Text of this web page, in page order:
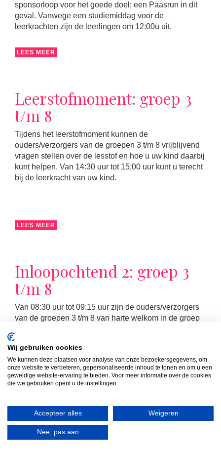
sponsorloop voor het goede doel; een Paasrun in dit
geval. Vanwege een studiemiddag voor de
leerkrachten zijn de leerlingen om 12:00u uit.
LEES MEER
Leerstofmoment: groep 3
t/m 8
Tijdens het leerstofmoment kunnen de
ouders/verzorgers van de groepen 3 t/m 8 vrijblijvend
vragen stellen over de lesstof en hoe u uw kind daarbij
kunt helpen. Van 14:30 uur tot 15:00 uur kunt u terecht
bij de leerkracht van uw kind.
LEES MEER
Inloopochtend 2: groep 3
t/m 8
Van 08:30 uur tot 09:15 uur zijn de ouders/verzorgers
van de groepen 3 t/m 8 van harte welkom in de groep
MR-vergadering
Wij gebruiken cookies
We kunnen deze plaatsen voor analyse van onze bezoekersgegevens, om
onze website te verbeteren, gepersonaliseerde inhoud te tonen en om u een
geweldige website-ervaring te bieden. Voor meer informatie over de cookies
die we gebruiken opent u de instellingen.
Accepteer alles Weigeren
Nee, pas aan